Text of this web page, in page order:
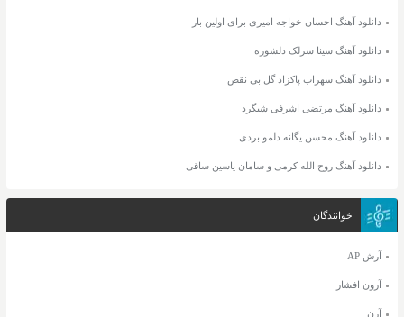
دانلود آهنگ احسان خواجه امیری برای اولین بار
دانلود آهنگ سینا سرلک دلشوره
دانلود آهنگ سهراب پاکزاد گل بی نقص
دانلود آهنگ مرتضی اشرفی شبگرد
دانلود آهنگ محسن یگانه دلمو بردی
دانلود آهنگ روح الله کرمی و سامان یاسین ساقی
خوانندگان
آرش AP
آرون افشار
آرن